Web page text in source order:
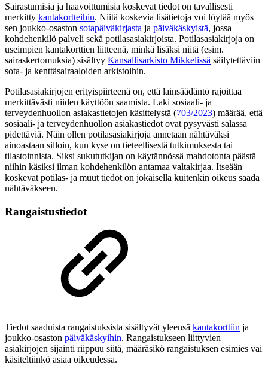
Sairastumisia ja haavoittumisia koskevat tiedot on tavallisesti
merkitty kantakortteihin. Niitä koskevia lisätietoja voi löytää myös
sen joukko-osaston sotapäiväkirjasta ja päiväkäskyistä, jossa
kohdehenkilö palveli sekä potilasasiakirjoista. Potilasasiakirjoja on
useimpien kantakorttien liitteenä, minkä lisäksi niitä (esim.
sairaskertomuksia) sisältyy Kansallisarkisto Mikkelissä säilytettäviin
sota- ja kenttäsairaaloiden arkistoihin.
Potilasasiakirjojen erityispiirteenä on, että lainsäädäntö rajoittaa
merkittävästi niiden käyttöön saamista. Laki sosiaali- ja
terveydenhuollon asiakastietojen käsittelystä (703/2023) määrää, että
sosiaali- ja terveydenhuollon asiakastiedot ovat pysyvästi salassa
pidettäviä. Näin ollen potilasasiakirjoja annetaan nähtäväksi
ainoastaan silloin, kun kyse on tieteellisestä tutkimuksesta tai
tilastoinnista. Siksi sukututkijan on käytännössä mahdotonta päästä
niihin käsiksi ilman kohdehenkilön antamaa valtakirjaa. Itseään
koskevat potilas- ja muut tiedot on jokaisella kuitenkin oikeus saada
nähtäväkseen.
Rangaistustiedot
Tiedot saaduista rangaistuksista sisältyvät yleensä kantakorttiin ja
joukko-osaston päiväkäskyihin. Rangaistukseen liittyvien
asiakirjojen sijainti riippuu siitä, määräsikö rangaistuksen esimies vai
käsiteltiinkö asiaa oikeudessa.